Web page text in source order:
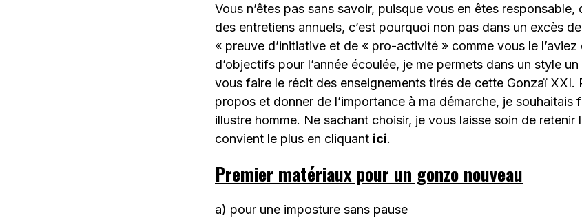
Vous n’êtes pas sans savoir, puisque vous en êtes responsable,
des entretiens annuels, c’est pourquoi non pas dans un excès
« preuve d’initiative et de « pro-activité » comme vous le
d’objectifs pour l’année écoulée, je me permets dans un style
vous faire le récit des enseignements tirés de cette Gonzaï XXI.
propos et donner de l’importance à ma démarche, je souhaitais
illustre homme. Ne sachant choisir, je vous laisse soin de
convient le plus en cliquant ici.
Premier matériaux pour un gonzo nouveau
a) pour une imposture sans pause